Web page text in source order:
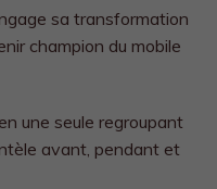
une seule regroupant
avant, pendant et